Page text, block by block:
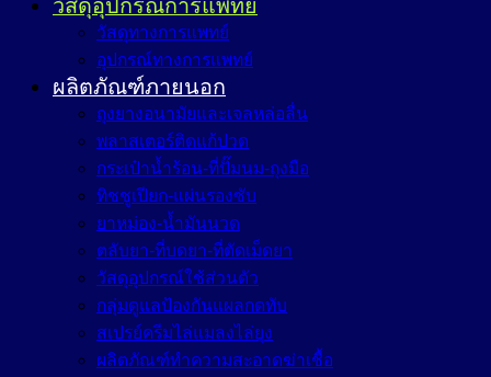
วัสดุอุปกรณ์การแพทย์
วัสดุทางการแพทย์
อุปกรณ์ทางการแพทย์
ผลิตภัณฑ์ภายนอก
ถุงยางอนามัยและเจลหล่อลื่น
พลาสเตอร์ติดแก้ปวด
กระเป๋าน้ำร้อน-ที่ปั๊มนม-ถุงมือ
ทิชชูเปียก-แผ่นรองซับ
ยาหม่อง-น้ำมันนวด
ตลับยา-ที่บดยา-ที่ตัดเม็ดยา
วัสดุอุปกรณ์ใช้ส่วนตัว
กลุ่มดูแลป้องกันแผลกดทับ
สเปรย์ครีมไล่แมลงไล่ยุง
ผลิตภัณฑ์ทำความสะอาดฆ่าเชื้อ